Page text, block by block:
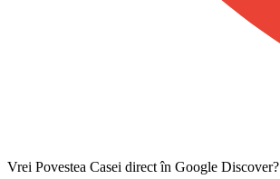
Vrei Povestea Casei direct în Google Discover?